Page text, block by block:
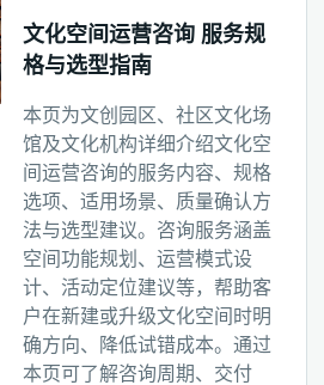
文化空间运营咨询 服务规
格与选型指南
本页为文创园区、社区文化场
馆及文化机构详细介绍文化空
间运营咨询的服务内容、规格
选项、适用场景、质量确认方
法与选型建议。咨询服务涵盖
空间功能规划、运营模式设
计、活动定位建议等，帮助客
户在新建或升级文化空间时明
确方向、降低试错成本。通过
本页可了解咨询周期、交付